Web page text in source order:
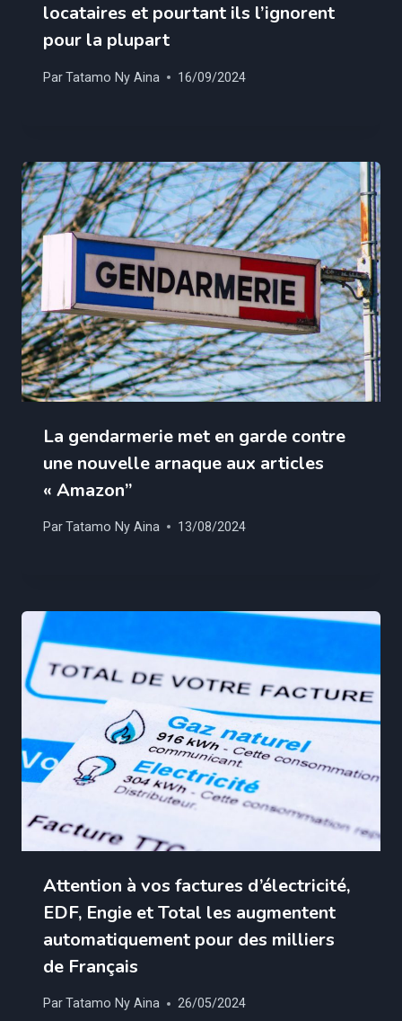
locataires et pourtant ils l’ignorent
pour la plupart
ParTatamo Ny Aina 16/09/2024
La gendarmerie met en garde contre
une nouvelle arnaque aux articles
« Amazon”
ParTatamo Ny Aina 13/08/2024
Attention à vos factures d’électricité,
EDF, Engie et Total les augmentent
automatiquement pour des milliers
de Français
ParTatamo Ny Aina 26/05/2024